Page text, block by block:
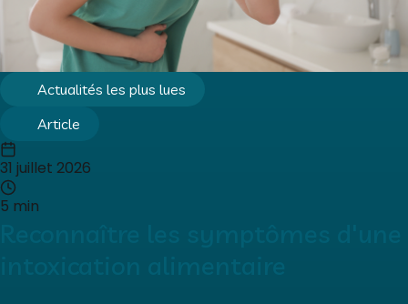
Actualités les plus lues
Article
31 juillet 2026
5 min